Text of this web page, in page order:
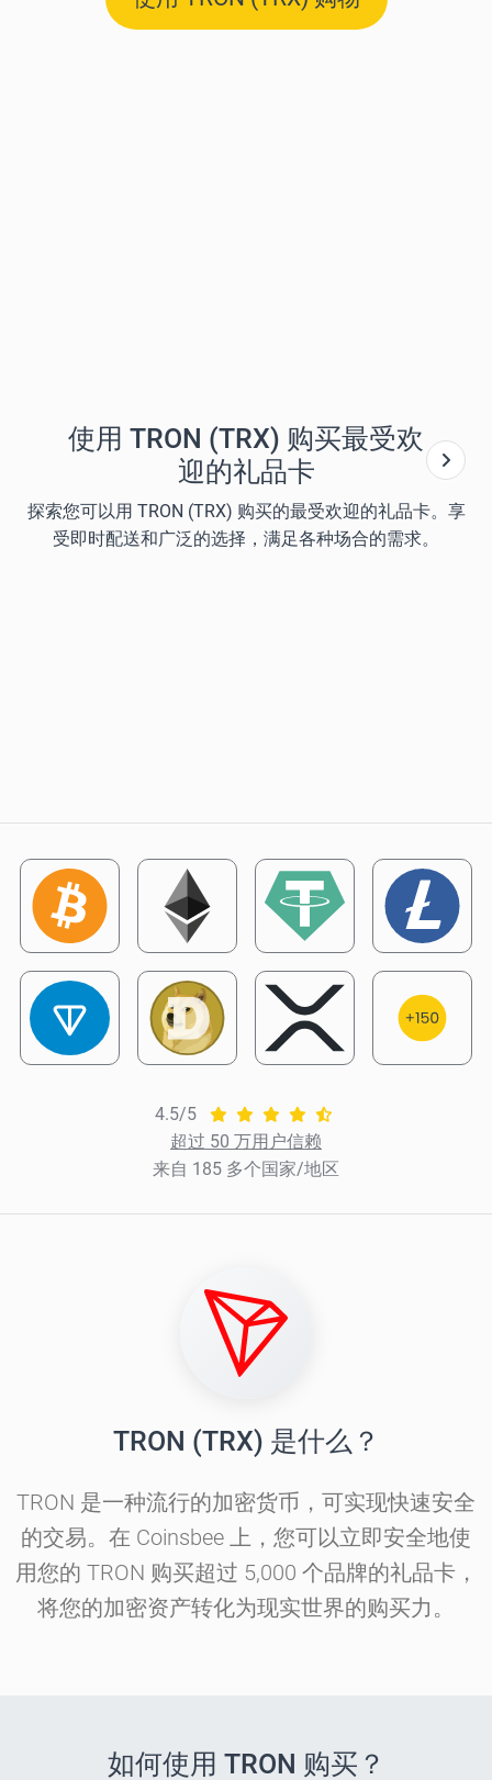
使用 TRON (TRX) 购买最受欢
迎的礼品卡
探索您可以用 TRON (TRX) 购买的最受欢迎的礼品卡。享
受即时配送和广泛的选择，满足各种场合的需求。
4.5/5
超过 50 万用户信赖
来自 185 多个国家/地区
TRON (TRX) 是什么？
TRON 是一种流行的加密货币，可实现快速安全
的交易。在 Coinsbee 上，您可以立即安全地使
用您的 TRON 购买超过 5,000 个品牌的礼品卡，
将您的加密资产转化为现实世界的购买力。
如何使用 TRON 购买？